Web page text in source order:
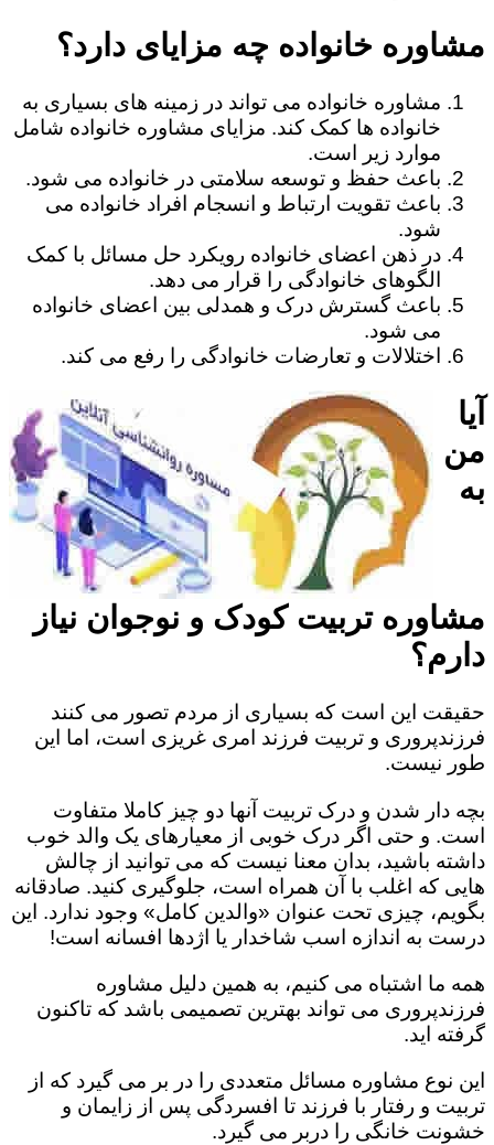
مشاوره خانواده چه مزایای دارد؟
مشاوره خانواده می تواند در زمینه های بسیاری به
خانواده ها کمک کند. مزایای مشاوره خانواده شامل
موارد زیر است.
باعث حفظ و توسعه سلامتی در خانواده می شود.
باعث تقویت ارتباط و انسجام افراد خانواده می
شود.
در ذهن اعضای خانواده رویکرد حل مسائل با کمک
الگوهای خانوادگی را قرار می دهد.
باعث گسترش درک و همدلی بین اعضای خانواده
می شود.
اختلالات و تعارضات خانوادگی را رفع می کند.
آیا
من
به
مشاوره تربیت کودک و نوجوان نیاز
دارم؟
حقیقت این است که بسیاری از مردم تصور می کنند
فرزندپروری و تربیت فرزند امری غریزی است، اما این
طور نیست.
بچه دار شدن و درک تربیت آنها دو چیز کاملا متفاوت
است. و حتی اگر درک خوبی از معیارهای یک والد خوب
داشته باشید، بدان معنا نیست که می توانید از چالش
هایی که اغلب با آن همراه است، جلوگیری کنید. صادقانه
بگویم، چیزی تحت عنوان «والدین کامل» وجود ندارد. این
درست به اندازه اسب شاخدار یا اژدها افسانه است!
همه ما اشتباه می کنیم، به همین دلیل مشاوره
فرزندپروری می تواند بهترین تصمیمی باشد که تاکنون
گرفته اید.
این نوع مشاوره مسائل متعددی را در بر می گیرد که از
تربیت و رفتار با فرزند تا افسردگی پس از زایمان و
خشونت خانگی را دربر می گیرد.